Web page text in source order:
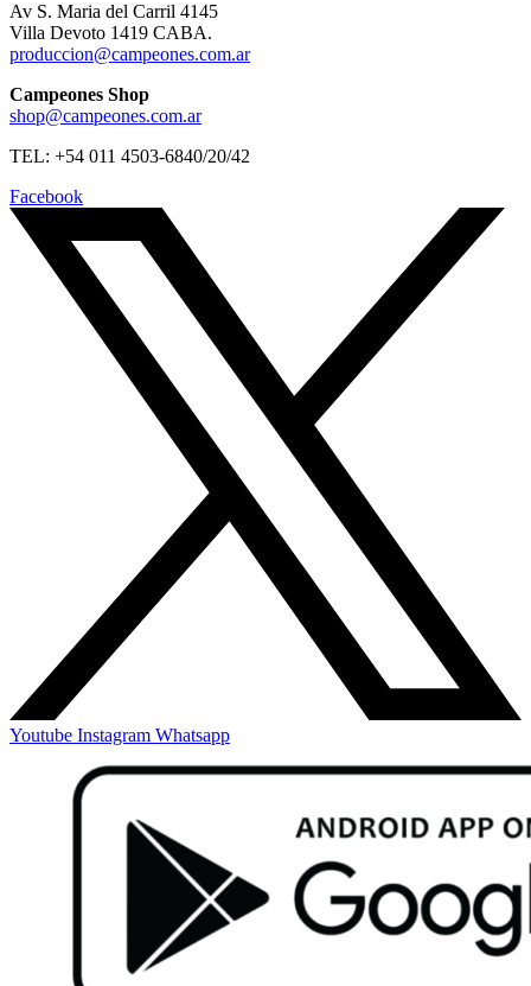
Av S. Maria del Carril 4145
Villa Devoto 1419 CABA.
produccion@campeones.com.ar
Campeones Shop
shop@campeones.com.ar
TEL: +54 011 4503-6840/20/42
Facebook
Youtube Instagram Whatsapp